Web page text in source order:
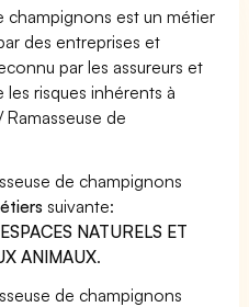
champignons est un métier
des entreprises et
par les assureurs et
risques inhérents à
de
de champignons
suivante:
NATURELS ET
ANIMAUX.
de champignons